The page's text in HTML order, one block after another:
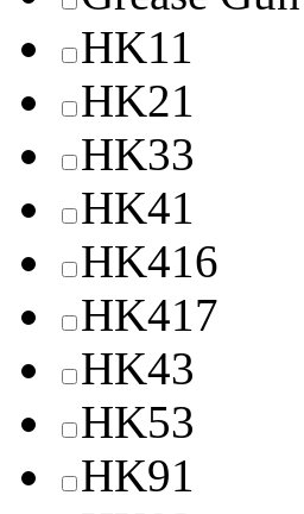
HK11
HK21
HK33
HK41
HK416
HK417
HK43
HK53
HK91